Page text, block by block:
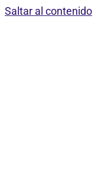
Saltar al contenido